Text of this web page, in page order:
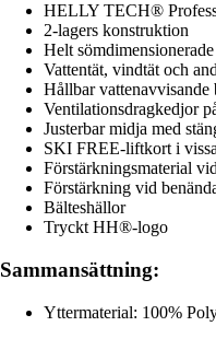
HELLY TECH®
2-lagers konstruktion
Helt
Vattentät, vindtät och
Hållbar
Ventilationsdragkedjor
Justerbar midja med
SKI FREE-liftkort i
Förstärkningsmaterial
Förstärkning vid
Bälteshällor
Tryckt HH®-logo
Sammansättning:
Yttermaterial: 100%